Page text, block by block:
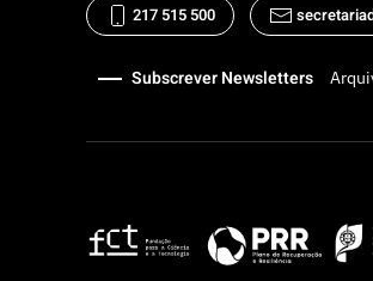
217 515 500
Subscrever Newsletters